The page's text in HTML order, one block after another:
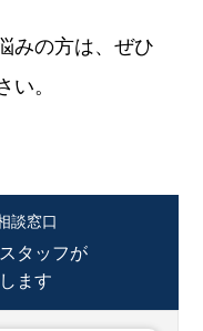
みの方は、ぜひ
い。
談窓口
タッフが
ます